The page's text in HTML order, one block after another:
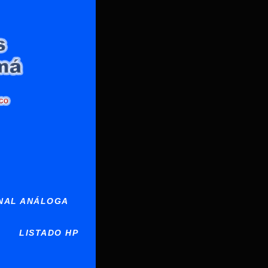
ANÁLOGA
LISTADO HP